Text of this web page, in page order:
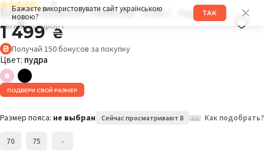
Бажаєте використовувати сайт українською
мовою?
ТАК
5
Бра с чашкой спейсер 108LC пудра
Легкий комфорт
1 499₴
Получай 150бонусов за покупку
Цвет: пудра
ПОДБЕРИ СВОЙ РАЗМЕР
Размер пояса: не выбран Сейчас просматривают 8 Как подобрать?
70 75 -